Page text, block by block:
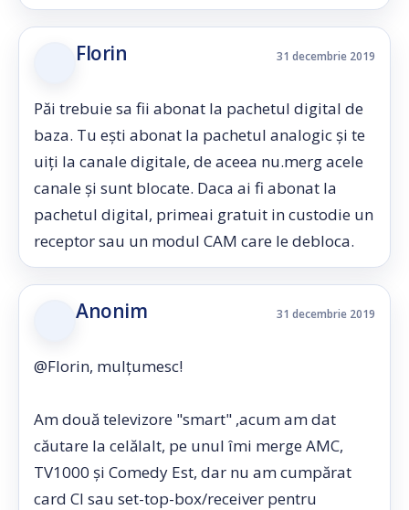
Florin 31 decembrie 2019
Păi trebuie sa fii abonat la pachetul digital de
baza. Tu ești abonat la pachetul analogic și te
uiți la canale digitale, de aceea nu.merg acele
canale și sunt blocate. Daca ai fi abonat la
pachetul digital, primeai gratuit in custodie un
receptor sau un modul CAM care le debloca.
Anonim 31 decembrie 2019
@Florin, mulțumesc!
Am două televizore "smart" ,acum am dat
căutare la celălalt, pe unul îmi merge AMC,
TV1000 și Comedy Est, dar nu am cumpărat
card CI sau set-top-box/receiver pentru